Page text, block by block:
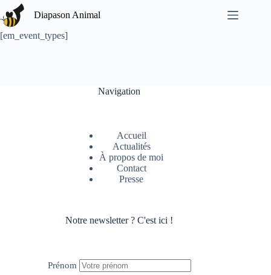
Passer
au
contenu
Diapason Animal
[em_event_types]
Navigation
Accueil
Actualités
À propos de moi
Contact
Presse
Notre newsletter ? C'est ici !
Prénom